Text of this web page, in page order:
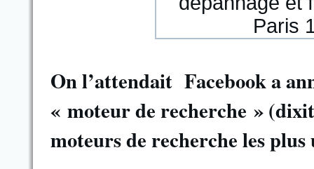
On l’attendait Facebook a
« moteur de recherche »
moteurs de recherche les plus